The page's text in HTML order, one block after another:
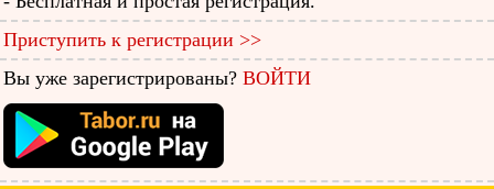
Приступить к регистрации >>
Вы уже зарегистрированы? ВОЙТИ